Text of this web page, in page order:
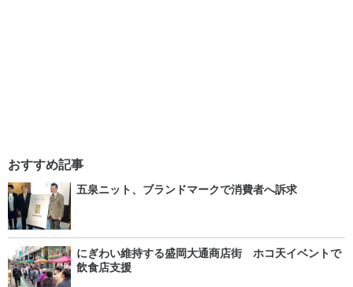
おすすめ記事
五泉ニット、ブランドマークで消費者へ訴求
にぎわい維持する盛岡大通商店街 ホコ天イベントで
飲食店支援